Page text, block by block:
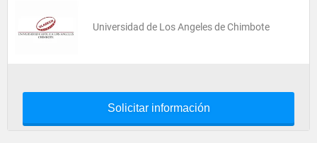
Universidad de Los Angeles de Chimbote
Solicitar información